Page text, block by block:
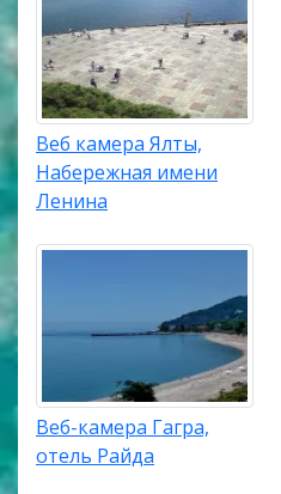
Веб камера Ялты,
Набережная имени
Ленина
Веб-камера Гагра,
отель Райда